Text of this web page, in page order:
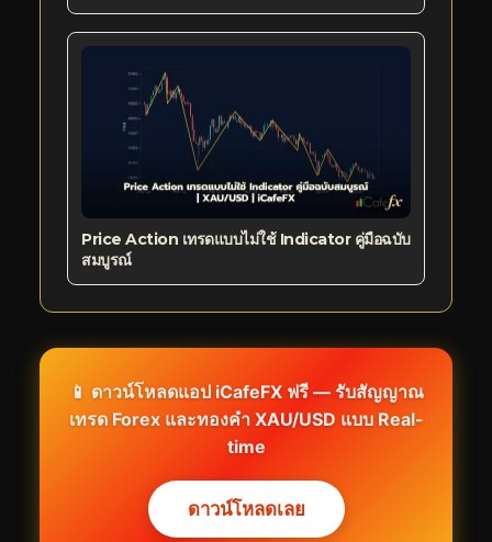
Price Action เทรดแบบไม่ใช้ Indicator คู่มือฉบับ
สมบูรณ์
📱 ดาวน์โหลดแอป iCafeFX ฟรี — รับสัญญาณ
เทรด Forex และทองคำ XAU/USD แบบ Real-
time
ดาวน์โหลดเลย